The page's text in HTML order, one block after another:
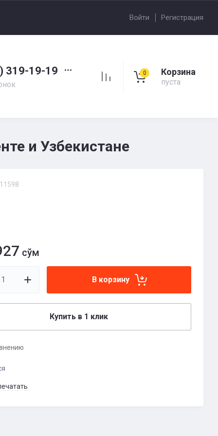
Войти Регистрация
319-19-19 0 Корзина
пуста
и Узбекистане
сўм
В корзину
Купить в 1 клик